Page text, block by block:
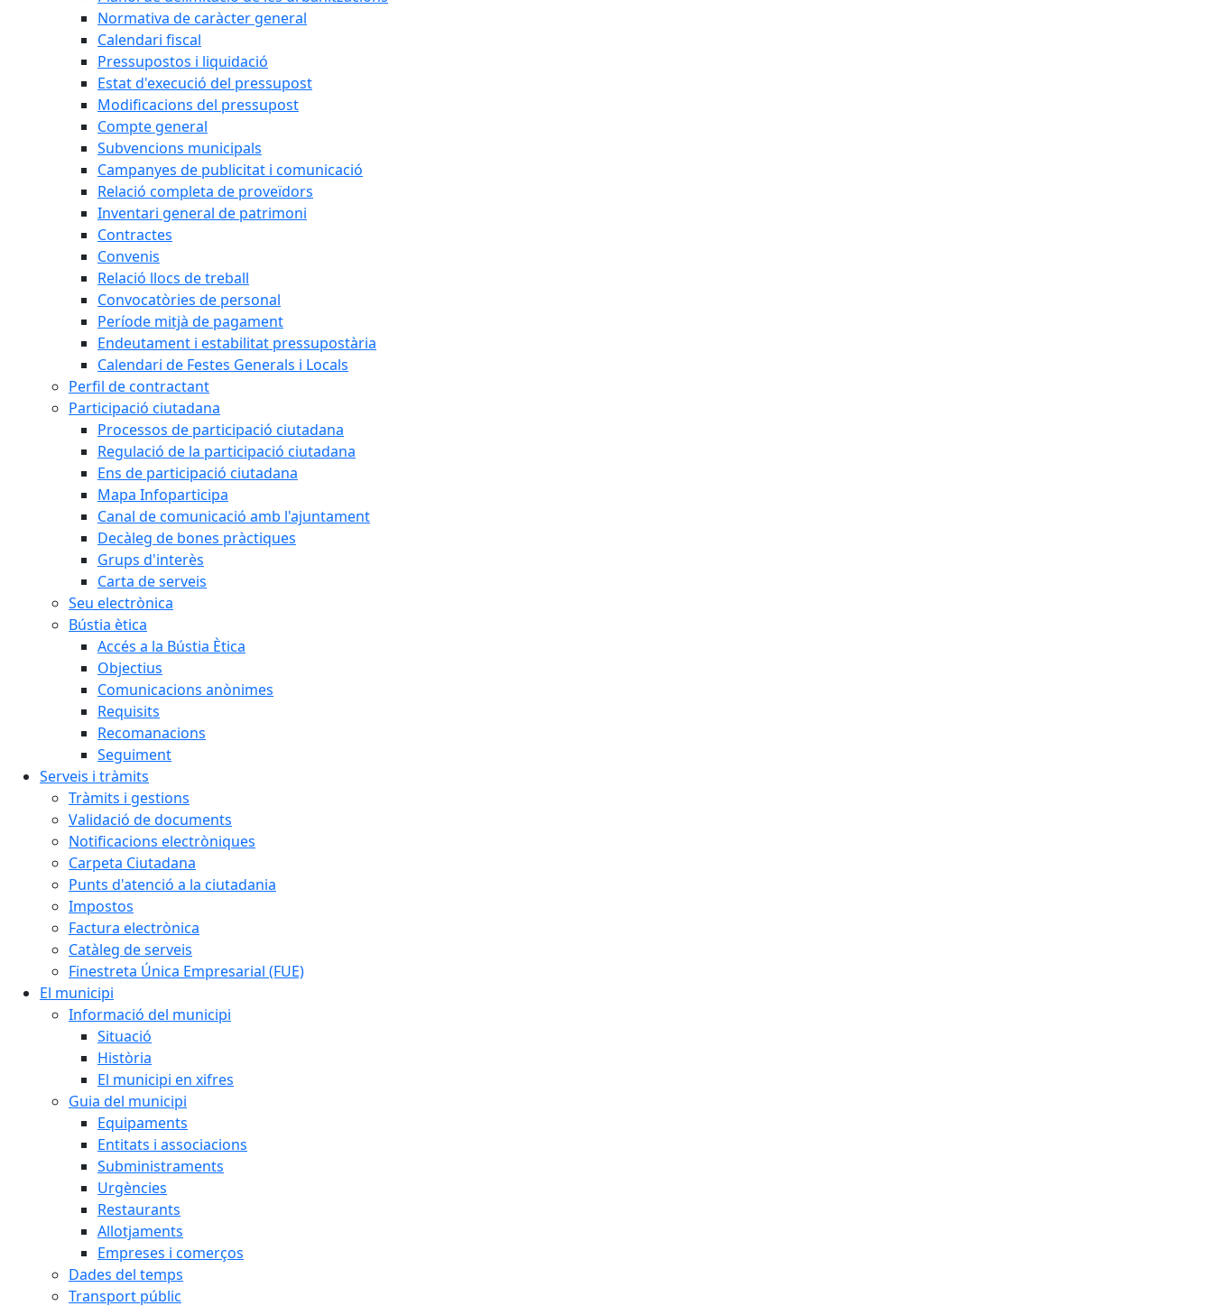
Normativa de caràcter general
Calendari fiscal
Pressupostos i liquidació
Estat d'execució del pressupost
Modificacions del pressupost
Compte general
Subvencions municipals
Campanyes de publicitat i comunicació
Relació completa de proveïdors
Inventari general de patrimoni
Contractes
Convenis
Relació llocs de treball
Convocatòries de personal
Període mitjà de pagament
Endeutament i estabilitat pressupostària
Calendari de Festes Generals i Locals
Perfil de contractant
Participació ciutadana
Processos de participació ciutadana
Regulació de la participació ciutadana
Ens de participació ciutadana
Mapa Infoparticipa
Canal de comunicació amb l'ajuntament
Decàleg de bones pràctiques
Grups d'interès
Carta de serveis
Seu electrònica
Bústia ètica
Accés a la Bústia Ètica
Objectius
Comunicacions anònimes
Requisits
Recomanacions
Seguiment
Serveis i tràmits
Tràmits i gestions
Validació de documents
Notificacions electròniques
Carpeta Ciutadana
Punts d'atenció a la ciutadania
Impostos
Factura electrònica
Catàleg de serveis
Finestreta Única Empresarial (FUE)
El municipi
Informació del municipi
Situació
Història
El municipi en xifres
Guia del municipi
Equipaments
Entitats i associacions
Subministraments
Urgències
Restaurants
Allotjaments
Empreses i comerços
Dades del temps
Transport públic